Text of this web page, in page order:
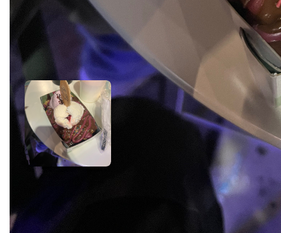
Xrisa x.
★ ★ 5.0/520/10/2025
Παρά πολύ ωραίο περιβάλλον και εξυπηρέτηση από
φοβερά!!
★ ★